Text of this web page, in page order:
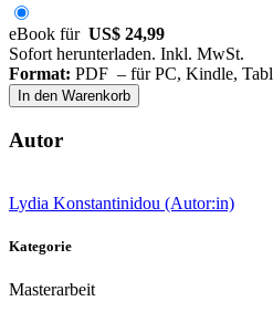
eBook für US$ 24,99
Sofort herunterladen. Inkl. MwSt.
Format: PDF – für PC, Kindle,
In den Warenkorb
Autor
Lydia Konstantinidou (Autor:in)
Kategorie
Masterarbeit